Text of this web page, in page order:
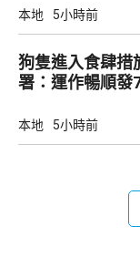
本地 5小時前
狗隻進入食肆措
署：運作暢順發
本地 5小時前